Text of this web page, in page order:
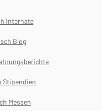
Internate
Blog
Stipendien
Messen